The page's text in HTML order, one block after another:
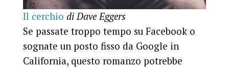
Il cerchio di Dave Eggers
Se passate troppo tempo su Facebook o
sognate un posto fisso da Google in
California, questo romanzo potrebbe